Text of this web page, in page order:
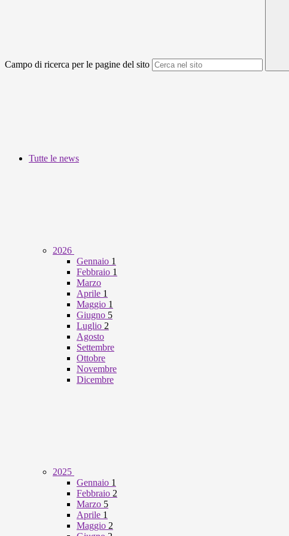
Campo di ricerca per le pagine del sito
Tutte le news
2026
Gennaio 1
Febbraio 1
Marzo
Aprile 1
Maggio 1
Giugno 5
Luglio 2
Agosto
Settembre
Ottobre
Novembre
Dicembre
2025
Gennaio 1
Febbraio 2
Marzo 5
Aprile 1
Maggio 2